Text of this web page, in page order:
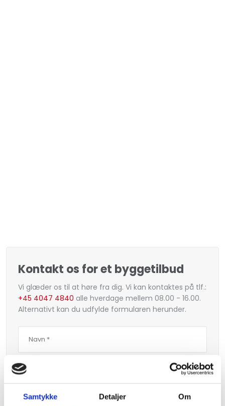
Samtykke Detaljer Om
Kontakt os for et byggetilbud
Vi glæder os til at høre fra dig. Vi kan kontaktes på tlf.:
+45 4047 4840 alle hverdage mellem 08.00 - 16.00.
Alternativt kan du udfylde formularen herunder.